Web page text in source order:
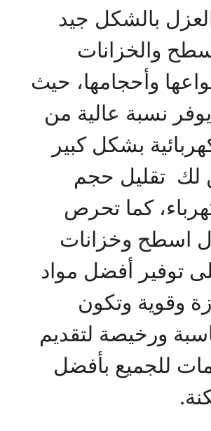
بالشكل جيد
والخزانات
وأحجامها، حيث
نسبة عالية من
بشكل كبير
لك تقليل حجم
كما تحرص
اسطح وخزانات
توفير أفضل مواد
وقوية وتكون
ورخيصة لتقديم
للجميع بأفضل